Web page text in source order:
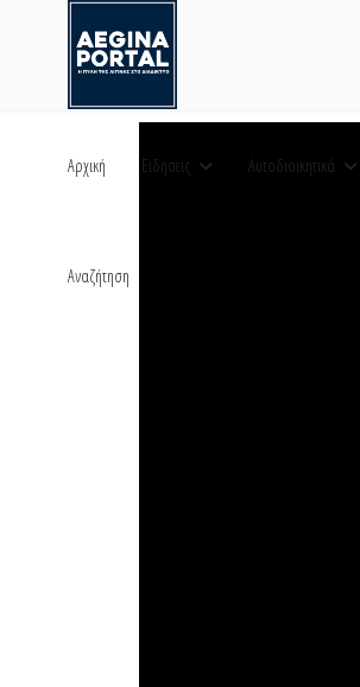
Αρχική Ειδήσεις Αυτοδιοικητικά
Αναζήτηση